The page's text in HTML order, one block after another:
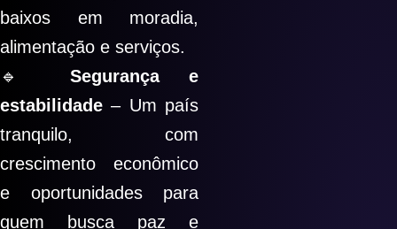
baixos em moradia,
alimentação e serviços.
🔹Segurança e
estabilidade – Um país
tranquilo, com
crescimento econômico
e oportunidades para
quem busca paz e